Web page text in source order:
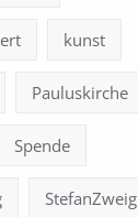
kunst
Pauluskirche
Spende
StefanZweig